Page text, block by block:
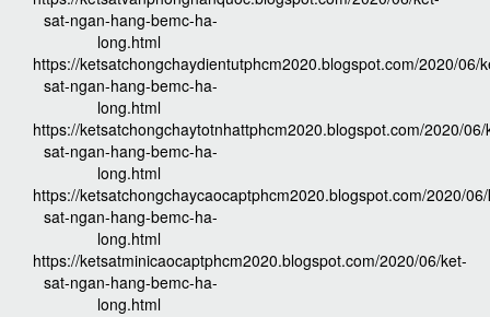
sat-ngan-hang-bemc-ha-
long.html
https://ketsatchongchaydientutphcm2020.blogspot.com/2020/06/
sat-ngan-hang-bemc-ha-
long.html
https://ketsatchongchaytotnhattphcm2020.blogspot.com/2020/06/
sat-ngan-hang-bemc-ha-
long.html
https://ketsatchongchaycaocaptphcm2020.blogspot.com/2020/
sat-ngan-hang-bemc-ha-
long.html
https://ketsatminicaocaptphcm2020.blogspot.com/2020/06/ket-
sat-ngan-hang-bemc-ha-
long.html